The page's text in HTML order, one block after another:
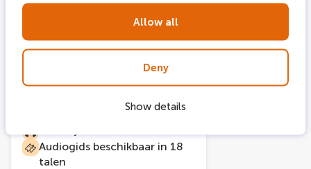
Allow all
Deny
Show details
1535 boekingen 24-48 hours
Amsterdam Boot & Bus
24 of 48 uur onbeperkt
hoppen tussen boten en
bussen van City Sightseeing
Audiogids beschikbaar in 18
talen